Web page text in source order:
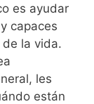
es ayudar
capaces
la vida.
les
están